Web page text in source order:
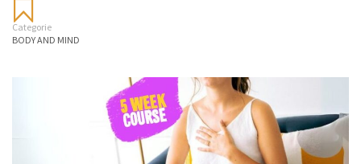
Categorie
BODY AND MIND